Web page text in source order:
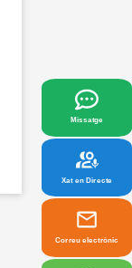
Missatge
Xat en Directe
Correu electrònic